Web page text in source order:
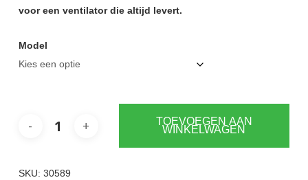
voor een ventilator die altijd levert.
Model
TOEVOEGEN AAN
WINKELWAGEN
SKU: 30589